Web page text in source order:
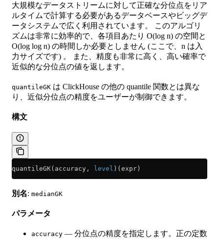
大規模なデータストリームに対して正確な分位点をリア
ルタイムで計算する必要があるデータベースやビッグデ
ータシステムで広く利用されています。 このアルゴリ
ズムは非常に効率的で、各項目あたり O(log n) の空間と
O(log log n) の時間しか必要としません (ここで、n は入
力サイズです) 。 また、精度も非常に高く、高い確率で
近似的な分位点の値を返します。
quantileGK は ClickHouse の他の quantile 関数とは異な
り、近似分位点の精度をユーザーが制御できます。
構文
quantileGK(accuracy, level )(expr)
別名: medianGK
パラメータ
accuracy — 分位点の精度を指定します。正の定数